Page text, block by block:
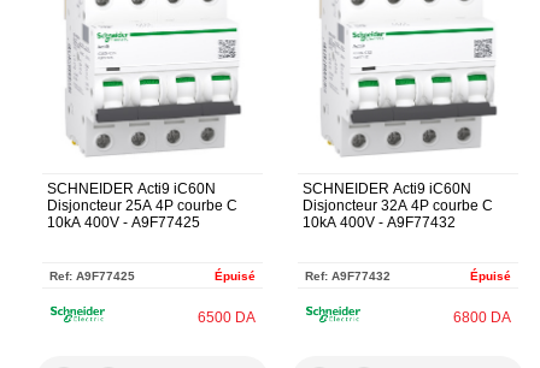
SCHNEIDER Acti9 iC60N
Disjoncteur 25A 4P courbe C
10kA 400V - A9F77425
Ref: A9F77425 Épuisé
6500 DA
SCHNEIDER Acti9 iC60N
Disjoncteur 32A 4P courbe C
10kA 400V - A9F77432
Ref: A9F77432 Épuisé
6800 DA